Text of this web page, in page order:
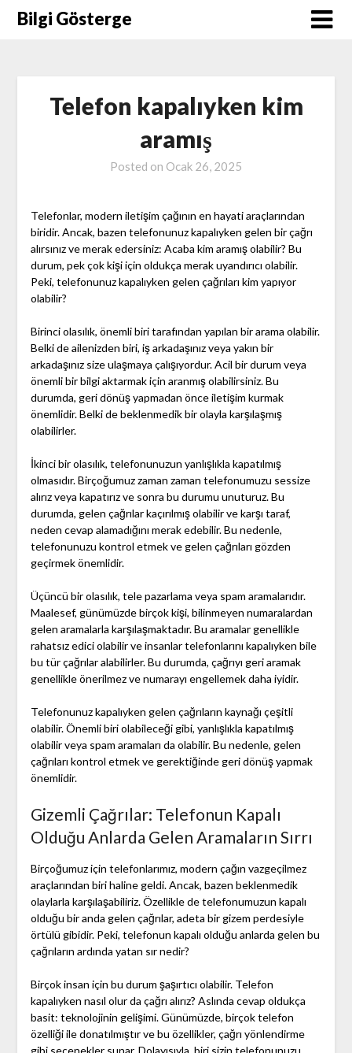
SkipBilgi Gösterge
Telefon kapalıyken kim
aramış
Posted on Ocak 26, 2025
Telefonlar, modern iletişim çağının en hayati araçlarından
biridir. Ancak, bazen telefonunuz kapalıyken gelen bir çağrı
alırsınız ve merak edersiniz: Acaba kim aramış olabilir? Bu
durum, pek çok kişi için oldukça merak uyandırıcı olabilir.
Peki, telefonunuz kapalıyken gelen çağrıları kim yapıyor
olabilir?
Birinci olasılık, önemli biri tarafından yapılan bir arama olabilir.
Belki de ailenizden biri, iş arkadaşınız veya yakın bir
arkadaşınız size ulaşmaya çalışıyordur. Acil bir durum veya
önemli bir bilgi aktarmak için aranmış olabilirsiniz. Bu
durumda, geri dönüş yapmadan önce iletişim kurmak
önemlidir. Belki de beklenmedik bir olayla karşılaşmış
olabilirler.
İkinci bir olasılık, telefonunuzun yanlışlıkla kapatılmış
olmasıdır. Birçoğumuz zaman zaman telefonumuzu sessize
alırız veya kapatırız ve sonra bu durumu unuturuz. Bu
durumda, gelen çağrılar kaçırılmış olabilir ve karşı taraf,
neden cevap alamadığını merak edebilir. Bu nedenle,
telefonunuzu kontrol etmek ve gelen çağrıları gözden
geçirmek önemlidir.
Üçüncü bir olasılık, tele pazarlama veya spam aramalarıdır.
Maalesef, günümüzde birçok kişi, bilinmeyen numaralardan
gelen aramalarla karşılaşmaktadır. Bu aramalar genellikle
rahatsız edici olabilir ve insanlar telefonlarını kapalıyken bile
bu tür çağrılar alabilirler. Bu durumda, çağrıyı geri aramak
genellikle önerilmez ve numarayı engellemek daha iyidir.
Telefonunuz kapalıyken gelen çağrıların kaynağı çeşitli
olabilir. Önemli biri olabileceği gibi, yanlışlıkla kapatılmış
olabilir veya spam aramaları da olabilir. Bu nedenle, gelen
çağrıları kontrol etmek ve gerektiğinde geri dönüş yapmak
önemlidir.
Gizemli Çağrılar: Telefonun Kapalı
Olduğu Anlarda Gelen Aramaların Sırrı
Birçoğumuz için telefonlarımız, modern çağın vazgeçilmez
araçlarından biri haline geldi. Ancak, bazen beklenmedik
olaylarla karşılaşabiliriz. Özellikle de telefonumuzun kapalı
olduğu bir anda gelen çağrılar, adeta bir gizem perdesiyle
örtülü gibidir. Peki, telefonun kapalı olduğu anlarda gelen bu
çağrıların ardında yatan sır nedir?
Birçok insan için bu durum şaşırtıcı olabilir. Telefon
kapalıyken nasıl olur da çağrı alırız? Aslında cevap oldukça
basit: teknolojinin gelişimi. Günümüzde, birçok telefon
özelliği ile donatılmıştır ve bu özellikler, çağrı yönlendirme